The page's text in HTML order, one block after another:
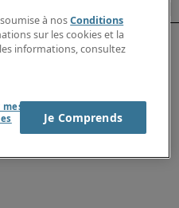
à nosConditions
sur les cookies et la
informations, consultez
Je Comprends